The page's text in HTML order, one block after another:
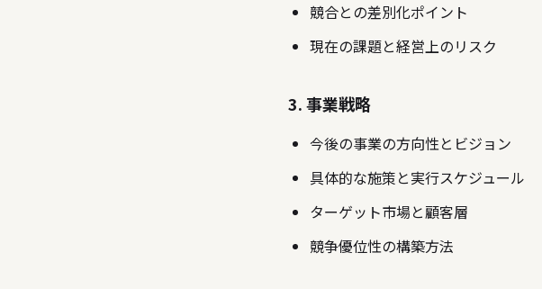
競合との差別化ポイント
現在の課題と経営上のリスク
3. 事業戦略
今後の事業の方向性とビジョン
具体的な施策と実行スケジュール
ターゲット市場と顧客層
競争優位性の構築方法